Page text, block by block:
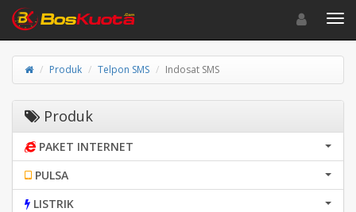
Toggle
Produk Telpon SMS Indosat SMS
Produk
PAKET INTERNET
PULSA
LISTRIK